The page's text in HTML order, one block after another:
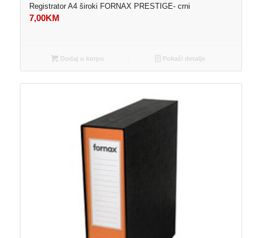
Registrator A4 široki FORNAX PRESTIGE- crni
7,00KM
Dodaj u korpu Pokaži detalje